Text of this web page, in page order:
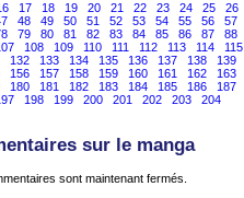
17 18 19 20 21 22 23 24 25 26
48 49 50 51 52 53 54 55 56 57
79 80 81 82 83 84 85 86 87 88
108 109 110 111 112 113 114 115
132 133 134 135 136 137 138 139
156 157 158 159 160 161 162 163
180 181 182 183 184 185 186 187
198 199 200 201 202 203 204
sur le manga
sont maintenant fermés.